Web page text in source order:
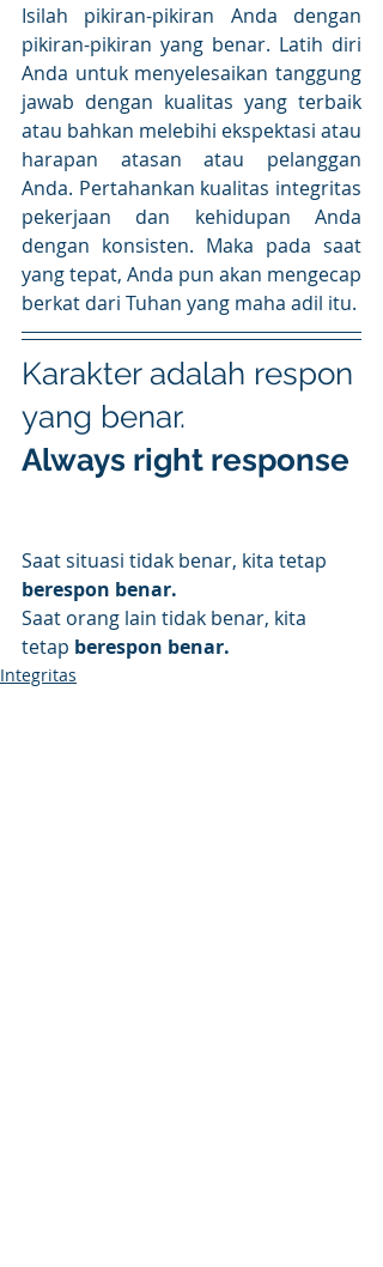
Isilah pikiran-pikiran Anda dengan
pikiran-pikiran yang benar. Latih diri
Anda untuk menyelesaikan tanggung
jawab dengan kualitas yang terbaik
atau bahkan melebihi ekspektasi atau
harapan atasan atau pelanggan
Anda. Pertahankan kualitas integritas
pekerjaan dan kehidupan Anda
dengan konsisten. Maka pada saat
yang tepat, Anda pun akan mengecap
berkat dari Tuhan yang maha adil itu.
Karakter adalah respon
yang benar.
Always right response
Saat situasi tidak benar, kita tetap
berespon benar.
Saat orang lain tidak benar, kita
tetap berespon benar.
Integritas